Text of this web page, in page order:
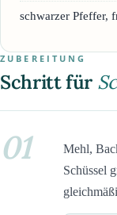
schwarzer Pfeffer,
ZUBEREITUNG
Schritt für
01
Mehl,
Schüssel